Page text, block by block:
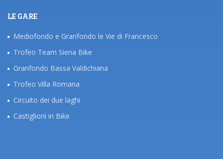
LE GARE
Mediofondo e Granfondo le Vie di Francesco
Trofeo Team Siena Bike
Granfondo Bassa Valdichiana
Trofeo Villa Romana
Circuito dei due laghi
Castiglioni in Bike